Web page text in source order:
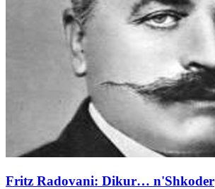
Fritz Radovani: Dikur… n'Shkoder